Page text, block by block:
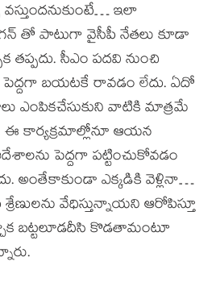
వస్తుందనుకుంటే… ఇలా
తో పాటుగా వైసీపీ నేతలు కూడా
తప్పదు. సీఎం పదవి నుంచి
బయటకే రావడం లేదు. ఏదో
ఎంపికచేసుకుని వాటికి మాత్రమే
ఈ కార్యక్రమాల్లోనూ ఆయన
పెద్దగా పట్టించుకోవడం
అంతేకాకుండా ఎక్కడికి వెళ్లినా…
వేధిస్తున్నాయని ఆరోపిస్తూ
బట్టలూడదీసి కొడతామంటూ